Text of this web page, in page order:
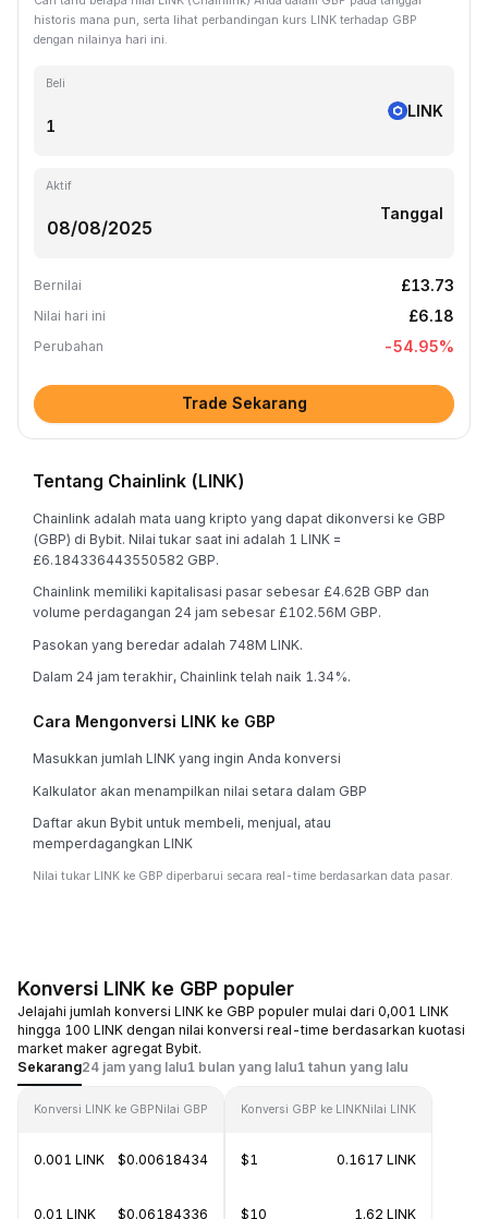
historis mana pun, serta lihat perbandingan kurs LINK terhadap GBP
dengan nilainya hari ini.
Beli
LINK
Aktif
Tanggal
Bernilai £13.73
Nilai hari ini £6.18
Perubahan -54.95%
Trade Sekarang
Tentang Chainlink (LINK)
Chainlink adalah mata uang kripto yang dapat dikonversi ke GBP
(GBP) di Bybit. Nilai tukar saat ini adalah 1 LINK =
£6.184336443550582 GBP.
Chainlink memiliki kapitalisasi pasar sebesar £4.62B GBP dan
volume perdagangan 24 jam sebesar £102.56M GBP.
Pasokan yang beredar adalah 748M LINK.
Dalam 24 jam terakhir, Chainlink telah naik 1.34%.
Cara Mengonversi LINK ke GBP
Masukkan jumlah LINK yang ingin Anda konversi
Kalkulator akan menampilkan nilai setara dalam GBP
Daftar akun Bybit untuk membeli, menjual, atau
memperdagangkan LINK
Nilai tukar LINK ke GBP diperbarui secara real-time berdasarkan data pasar.
Konversi LINK ke GBP populer
Jelajahi jumlah konversi LINK ke GBP populer mulai dari 0,001 LINK
hingga 100 LINK dengan nilai konversi real-time berdasarkan kuotasi
market maker agregat Bybit.
Sekarang24 jam yang lalu1 bulan yang lalu1 tahun yang lalu
Konversi LINK ke GBPNilai GBP
0.001 LINK $0.00618434
0.01 LINK $0.06184336
Konversi GBP ke LINKNilai LINK
$1 0.1617 LINK
$10 1.62 LINK